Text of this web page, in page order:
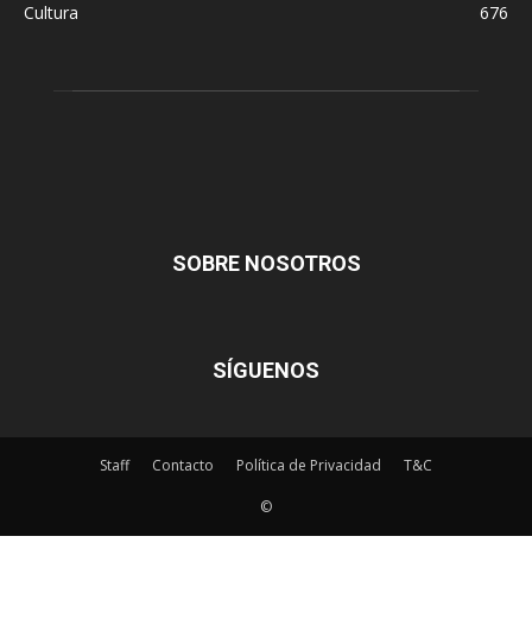
Cultura
676
SOBRE NOSOTROS
SÍGUENOS
Staff Contacto Política de Privacidad T&C
©